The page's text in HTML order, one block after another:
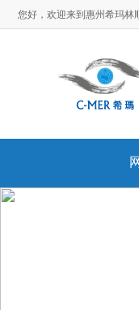
您好，欢迎来到惠州希玛林